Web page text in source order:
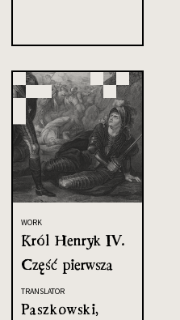
WORK
Król Henryk IV.
Część pierwsza
TRANSLATOR
Paszkowski,